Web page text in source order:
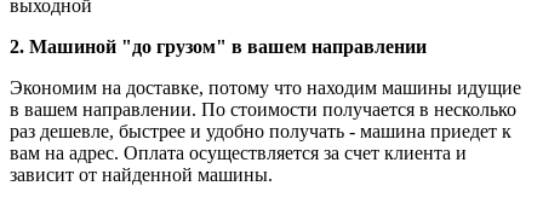
выходной
2. Машиной "до грузом" в вашем направлении
Экономим на доставке, потому что находим машины идущие
в вашем направлении. По стоимости получается в несколько
раз дешевле, быстрее и удобно получать - машина приедет к
вам на адрес. Оплата осуществляется за счет клиента и
зависит от найденной машины.